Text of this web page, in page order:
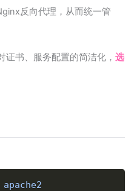
反向代理，从而统一管
证书、服务配置的简洁化， 选